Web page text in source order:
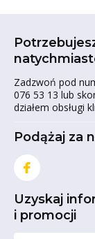
Zadzwoń pod
076 53 13 lub
działem obsługi
Podążaj za
Uzyskaj
i promocji